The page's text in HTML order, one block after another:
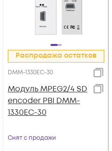
Распродажа остатков
DMM-1330EC-30
Модуль MPEG2/4 SD
encoder PBI DMM-
1330EC-30
Снят с продажи